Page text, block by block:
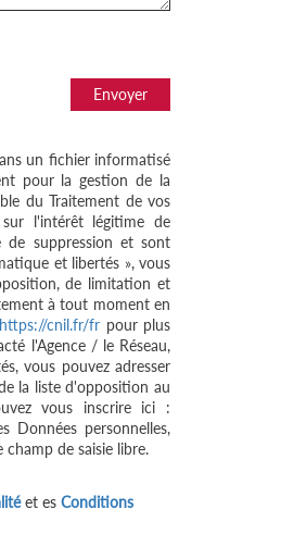
Envoyer
un fichier informatisé
pour la gestion de la
du Traitement de vos
sur l'intérêt légitime de
de suppression et sont
et libertés », vous
de limitation et
à tout moment en
https://cnil.fr/fr pour plus
l'Agence / le Réseau,
vous pouvez adresser
la liste d'opposition au
vous inscrire ici :
personnelles,
champ de saisie libre.
et es Conditions